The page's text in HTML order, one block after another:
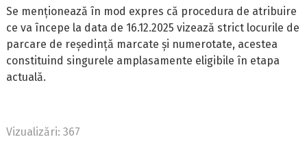
Se menționează în mod expres că procedura de atribuire
ce va începe la data de 16.12.2025 vizează strict locurile de
parcare de reședință marcate și numerotate, acestea
constituind singurele amplasamente eligibile în etapa
actuală.
Vizualizări: 367